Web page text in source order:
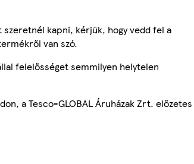
kapni, kérjük, hogy vedd fel a
van szó.
felelősséget semmilyen helytelen
a Tesco-GLOBAL Áruházak Zrt. előzetes